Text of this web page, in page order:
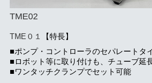
TME02
TME０１
【特長】
■ポンプ・コントローラのセパレートタ
■ロボット等に取り付けも、チューブ延
■ワンタッチクランプでセット可能